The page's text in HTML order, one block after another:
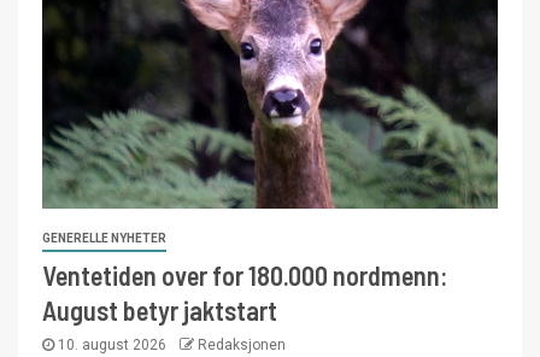
GENERELLE NYHETER
Ventetiden over for 180.000 nordmenn:
August betyr jaktstart
10. august 2026 Redaksjonen